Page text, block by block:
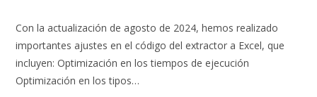
Con la actualización de agosto de 2024, hemos realizado
importantes ajustes en el código del extractor a Excel, que
incluyen: Optimización en los tiempos de ejecución
Optimización en los tipos…